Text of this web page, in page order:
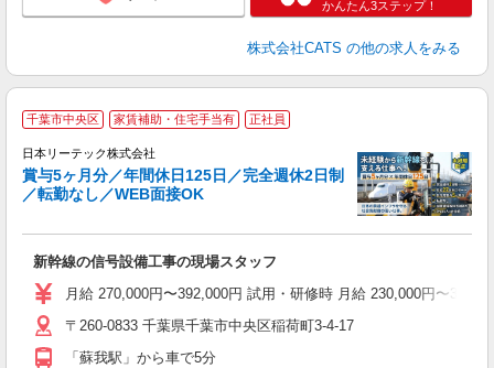
かんたん3ステップ！
株式会社CATS の他の求人をみる
千葉市中央区 家賃補助・住宅手当有 正社員
日本リーテック株式会社
賞与5ヶ月分／年間休日125日／完全週休2日制
／転勤なし／WEB面接OK
新幹線の信号設備工事の現場スタッフ
月給 270,000円〜392,000円 試用・研修時 月給 230,000円〜
〒260-0833 千葉県千葉市中央区稲荷町3-4-17
「蘇我駅」から車で5分